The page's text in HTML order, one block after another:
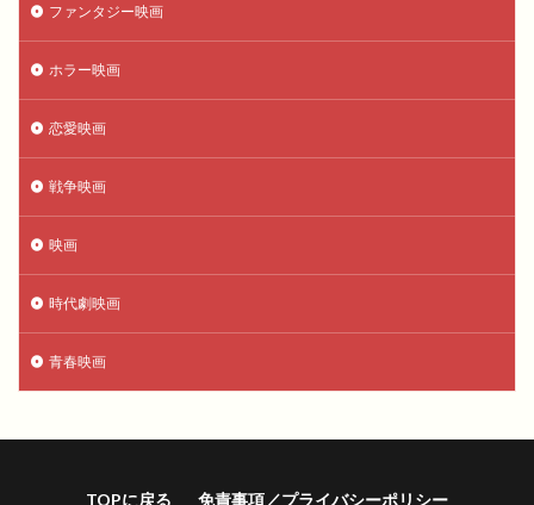
ファンタジー映画
ホラー映画
恋愛映画
戦争映画
映画
時代劇映画
青春映画
TOPに戻る 免責事項／プライバシーポリシー